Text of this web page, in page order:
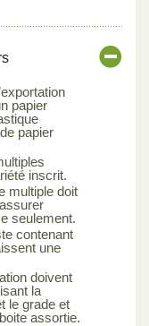
papier
papier
inscrit.
multiple doit
seulement.
contenant
une
doivent
la
le grade et
assortie.